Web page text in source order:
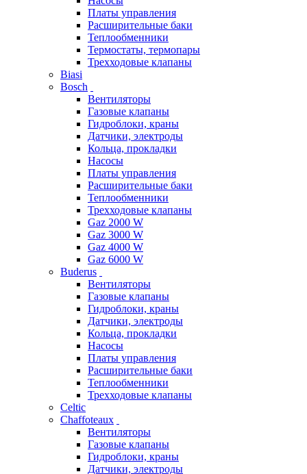
Платы управления
Расширительные баки
Теплообменники
Термостаты, термопары
Трехходовые клапаны
Biasi
Bosch
Вентиляторы
Газовые клапаны
Гидроблоки, краны
Датчики, электроды
Кольца, прокладки
Насосы
Платы управления
Расширительные баки
Теплообменники
Трехходовые клапаны
Gaz 2000 W
Gaz 3000 W
Gaz 4000 W
Gaz 6000 W
Buderus
Вентиляторы
Газовые клапаны
Гидроблоки, краны
Датчики, электроды
Кольца, прокладки
Насосы
Платы управления
Расширительные баки
Теплообменники
Трехходовые клапаны
Celtic
Chaffoteaux
Вентиляторы
Газовые клапаны
Гидроблоки, краны
Датчики, электроды